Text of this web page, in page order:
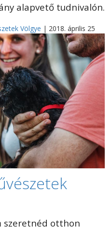
alapvető tudnivalón.
Völgye | 2018. április 25
szeretnéd otthon